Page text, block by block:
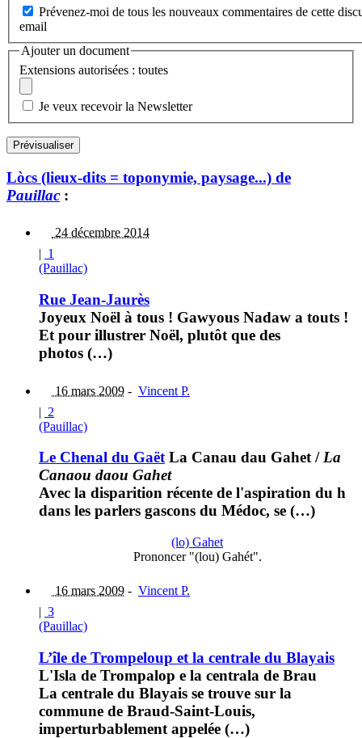
Prévenez-moi de tous les nouveaux commentaires de cette
email
Ajouter un document
Extensions autorisées : toutes
Je veux recevoir la Newsletter
Lòcs (lieux-dits = toponymie, paysage...) de
Pauillac :
24 décembre 2014
| 1
(Pauillac)
Rue Jean-Jaurès
Joyeux Noël à tous ! Gawyous Nadaw a touts !
Et pour illustrer Noël, plutôt que des
photos (…)
16 mars 2009 - Vincent P.
| 2
(Pauillac)
Le Chenal du GaëtLa Canau dau Gahet/La
Canaou daou Gahet
Avec la disparition récente de l'aspiration du h
dans les parlers gascons du Médoc, se (…)
(lo) Gahet
Prononcer "(lou) Gahét".
16 mars 2009 - Vincent P.
| 3
(Pauillac)
L’île de Trompeloup et la centrale du Blayais
L'Isla de Trompalop e la centrala de Brau
La centrale du Blayais se trouve sur la
commune de Braud-Saint-Louis,
imperturbablement appelée (…)